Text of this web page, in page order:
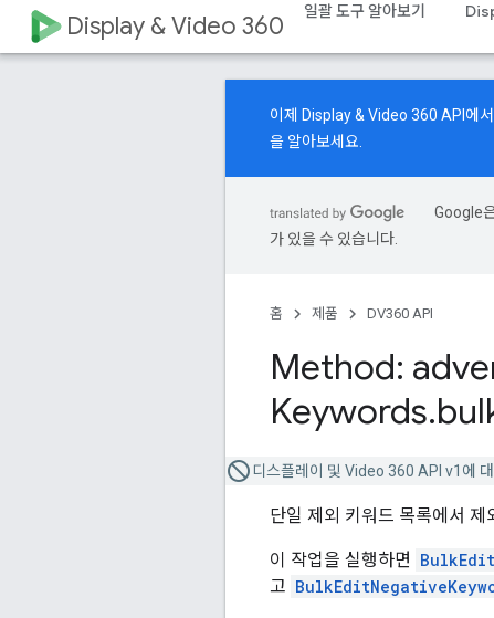
Display & Video 360 일괄 도구 알아보기
이제 Display & Video 360 API에
을 알아보세요.
Google
가 있을 수 있습니다.
홈 제품 DV360 API
Method:
Keywords.
디스플레이 및 Video 360 API v1에
단일 제외 키워드 목록에서
이 작업을 실행하면
고